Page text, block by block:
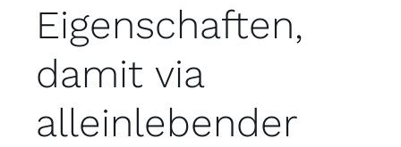
Eigenschaften,
damit via
alleinlebender